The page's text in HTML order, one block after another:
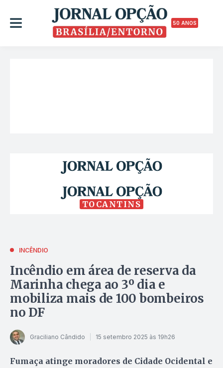
50 ANOS
TOCANTINS
INCÊNDIO
Incêndio em área de reserva da
Marinha chega ao 3º dia e
mobiliza mais de 100 bombeiros
no DF
Graciliano Cândido 15 setembro 2025 às 19h26
Fumaça atinge moradores de Cidade Ocidental e